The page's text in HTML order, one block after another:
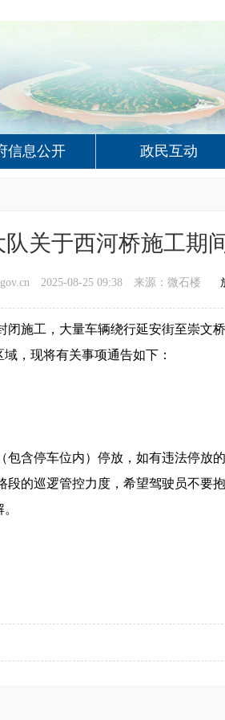
信息公开 政民互动
关于西河桥施工期
2025-08-25 09:38 来源：微石楼
闭施工，大量车辆绕行延安街至崇文
， 现将有关事项通告如下 ：
含停车位内）停放，如有违法停放
的巡逻管控力度，希望驾驶员不要